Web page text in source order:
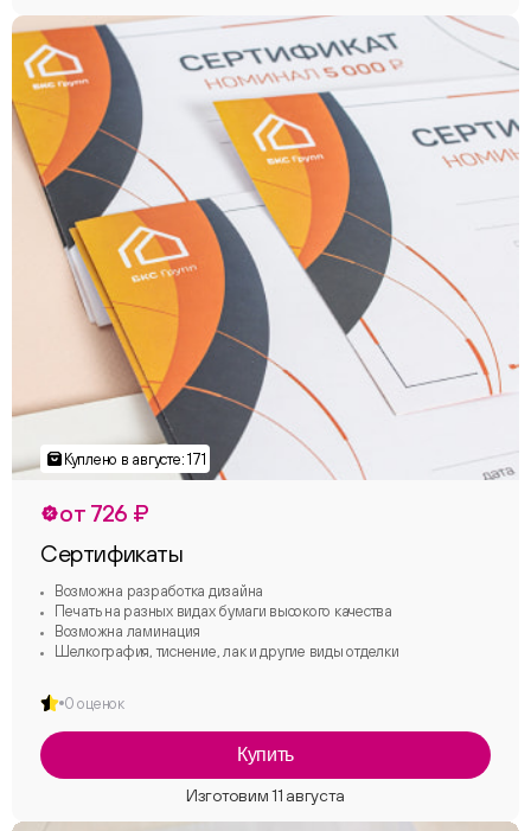
от 726 ₽
Сертификаты
Возможна разработка дизайна
Печать на разных видах бумаги высокого качества
Возможна ламинация
Шелкография, тиснение, лак и другие виды отделки
0 оценок
Купить